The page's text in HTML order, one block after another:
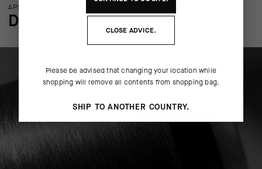
APERÇU DE LA TECHNOLOGIE
DÉTAILS DE FABRICATION
CLOSE ADVICE.
Please be advised that changing your location while
shopping will remove all contents from shopping bag.
SHIP TO ANOTHER COUNTRY.